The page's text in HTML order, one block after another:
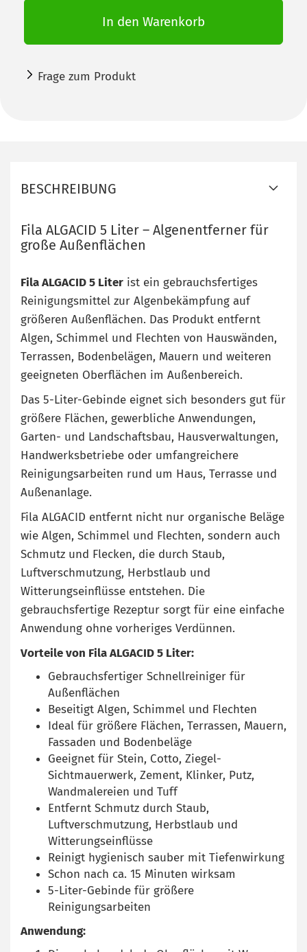
In den Warenkorb
Frage zum Produkt
BESCHREIBUNG
Fila ALGACID 5 Liter – Algenentferner für
große Außenflächen
Fila ALGACID 5 Liter ist ein gebrauchsfertiges
Reinigungsmittel zur Algenbekämpfung auf
größeren Außenflächen. Das Produkt entfernt
Algen, Schimmel und Flechten von Hauswänden,
Terrassen, Bodenbelägen, Mauern und weiteren
geeigneten Oberflächen im Außenbereich.
Das 5-Liter-Gebinde eignet sich besonders gut für
größere Flächen, gewerbliche Anwendungen,
Garten- und Landschaftsbau, Hausverwaltungen,
Handwerksbetriebe oder umfangreichere
Reinigungsarbeiten rund um Haus, Terrasse und
Außenanlage.
Fila ALGACID entfernt nicht nur organische Beläge
wie Algen, Schimmel und Flechten, sondern auch
Schmutz und Flecken, die durch Staub,
Luftverschmutzung, Herbstlaub und
Witterungseinflüsse entstehen. Die
gebrauchsfertige Rezeptur sorgt für eine einfache
Anwendung ohne vorheriges Verdünnen.
Vorteile von Fila ALGACID 5 Liter:
Gebrauchsfertiger Schnellreiniger für
Außenflächen
Beseitigt Algen, Schimmel und Flechten
Ideal für größere Flächen, Terrassen, Mauern,
Fassaden und Bodenbeläge
Geeignet für Stein, Cotto, Ziegel-
Sichtmauerwerk, Zement, Klinker, Putz,
Wandmalereien und Tuff
Entfernt Schmutz durch Staub,
Luftverschmutzung, Herbstlaub und
Witterungseinflüsse
Reinigt hygienisch sauber mit Tiefenwirkung
Schon nach ca. 15 Minuten wirksam
5-Liter-Gebinde für größere
Reinigungsarbeiten
Anwendung: